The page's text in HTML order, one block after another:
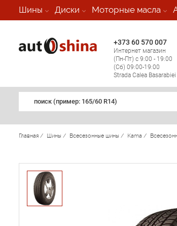
Шины Диски Моторные масла
+373 60 570 007
Интернет магазин
(Пн-Пт) с 9:00 - 19:00
(Сб) 09:00-19:00
Strada Calea
поиск (примеp: 165/60 R14)
Главная / Шины / Всесезонные шины / Kama /